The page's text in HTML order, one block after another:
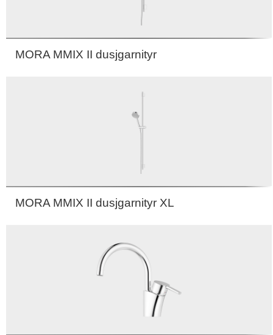
MORA MMIX II dusjgarnityr
MORA MMIX II dusjgarnityr XL